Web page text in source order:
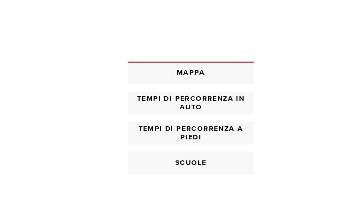
MAPPA
TEMPI DI PERCORRENZA IN
AUTO
TEMPI DI PERCORRENZA A
PIEDI
SCUOLE